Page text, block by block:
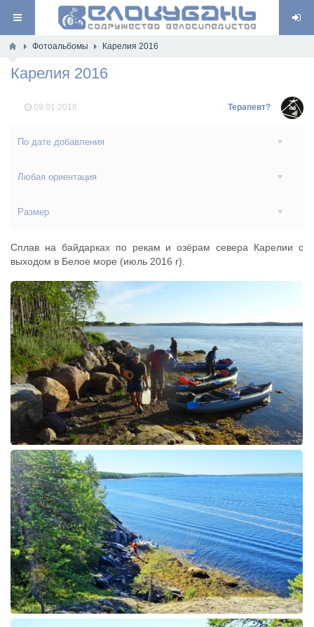
Фотоальбомы Карелия 2016
Карелия 2016
09.01.2018 Терапевт?
По дате добавления
Любая ориентация
Размер
Сплав на байдарках по рекам и озёрам севера Карелии с
выходом в Белое море (июль 2016 г).